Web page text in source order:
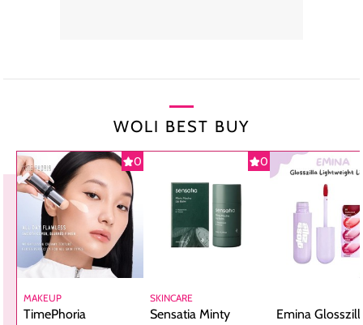
WOLI BEST BUY
0
MAKEUP
TimePhoria
0
SKINCARE
Sensatia Minty
Emina